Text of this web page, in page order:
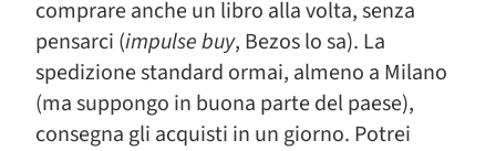
comprare anche un libro alla volta, senza
pensarci (impulse buy, Bezos lo sa). La
spedizione standard ormai, almeno a Milano
(ma suppongo in buona parte del paese),
consegna gli acquisti in un giorno. Potrei